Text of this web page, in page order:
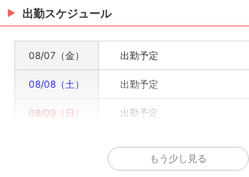
出勤スケジュール
08/07（金） 出勤予定
08/08（土） 出勤予定
08/09（日） 出勤予定
出勤予定
もう少し見る